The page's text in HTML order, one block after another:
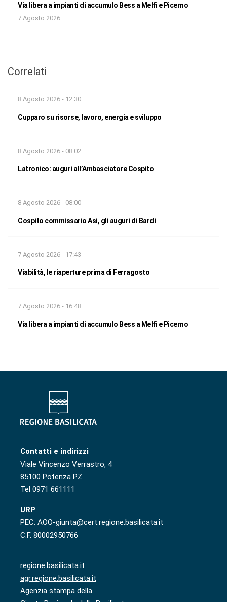
Via libera a impianti di accumulo Bess a Melfi e Picerno
7 Agosto 2026
Correlati
8 Agosto 2026 - 12:30
Cupparo su risorse, lavoro, energia e sviluppo
8 Agosto 2026 - 08:02
Latronico: auguri all’Ambasciatore Cospito
8 Agosto 2026 - 08:00
Cospito commissario Asi, gli auguri di Bardi
7 Agosto 2026 - 17:43
Viabilità, le riaperture prima di Ferragosto
7 Agosto 2026 - 16:48
Via libera a impianti di accumulo Bess a Melfi e Picerno
Contatti e indirizzi
Viale Vincenzo Verrastro, 4
85100 Potenza PZ
Tel 0971 661111
URP
PEC: AOO-giunta@cert.regione.basilicata.it
C.F. 80002950766
regione.basilicata.it
agr.regione.basilicata.it
Agenzia stampa della